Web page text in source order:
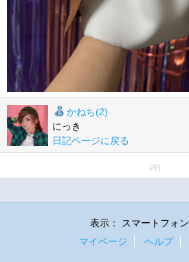
かねち(2)
にっき
日記ページに戻る
PR
表示： スマートフォン
マイページ
ヘルプ